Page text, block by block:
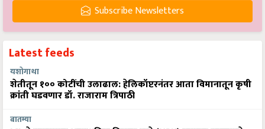
Subscribe Newsletters
Latest feeds
यशोगाथा
शेतीतून १०० कोटींची उलाढाल: हेलिकॉप्टरनंतर आता विमानातून कृषी
क्रांती घडवणार डॉ. राजाराम त्रिपाठी
बातम्या